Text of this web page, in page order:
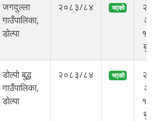
जगदुल्ला
गाउँपालिका,
डोल्पा
२०८३/८४ भएको
डोल्पो बुद्ध
गाउँपालिका,
डोल्पा
२०८३/८४ भएको